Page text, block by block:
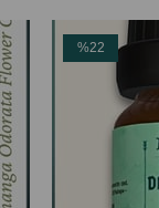
%22
%22İndirim